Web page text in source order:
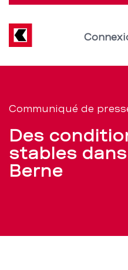
de
marché
stables
le
Direkt
Inhalt
navigation
de
service
Communiqué de
Des
stables
Berne